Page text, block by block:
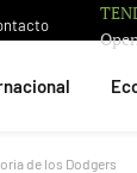
de los Dodgers